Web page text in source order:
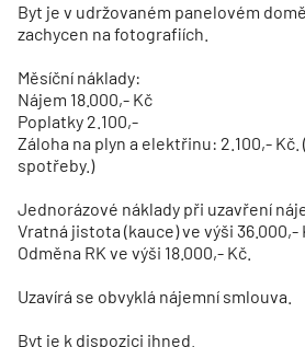
Byt je v udržovaném panelovém
zachycen na fotografiích.
Měsíční náklady:
Nájem 18.000,- Kč
Poplatky 2.100,-
Záloha na plyn a elektřinu: 2.100,-
spotřeby.)
Jednorázové náklady při uzavření
Vratná jistota (kauce) ve výši
Odměna RK ve výši 18.000,- Kč.
Uzavírá se obvyklá nájemní smlouva.
Byt je k dispozici ihned.